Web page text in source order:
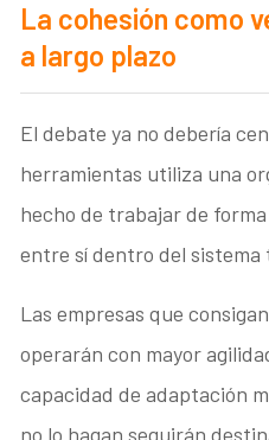
La cohesión como
a largo plazo
El debate ya no debería
herramientas utiliza una
hecho de trabajar de
entre sí dentro del sistema
Las empresas que
operarán con mayor
capacidad de adaptación
no lo hagan seguirán